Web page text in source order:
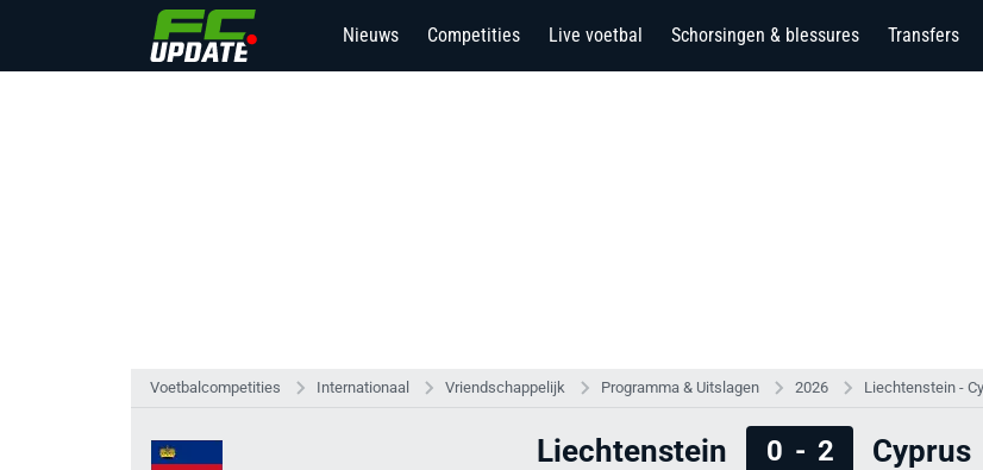
Nieuws Competities Live voetbal Schorsingen & blessures Transfers
Voetbalcompetities Internationaal Vriendschappelijk Programma & Uitslagen 2026 Liechtenstein -
Liechtenstein 0 - 2 Cyprus